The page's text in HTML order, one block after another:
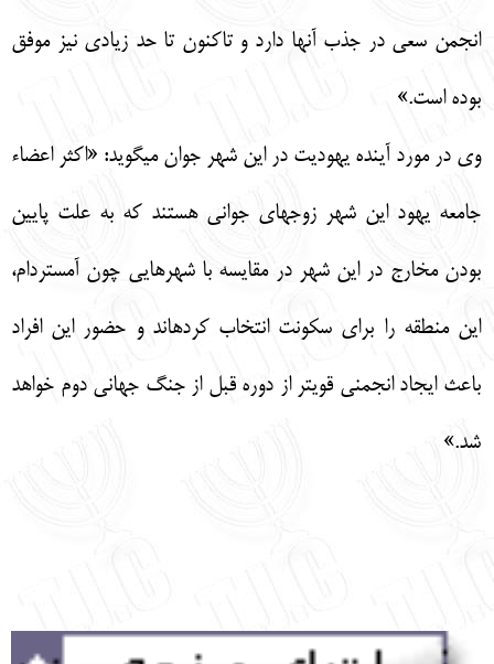
انجمن سعي در جذب آنها دارد و تاكنون تا حد زيادي نيز موفق
بوده است.»
وي در مورد آينده يهوديت در اين شهر جوان مي‏گويد: «اكثر اعضاء
جامعه يهود اين شهر زوج‏هاي جواني هستند كه به علت پايين
بودن مخارج در اين شهر در مقايسه با شهرهايي چون آمستردام،
اين منطقه را براي سكونت انتخاب كرده‏اند و حضور اين افراد
باعث ايجاد انجمني قوي‏تر از دوره قبل از جنگ جهاني دوم خواهد
شد.»